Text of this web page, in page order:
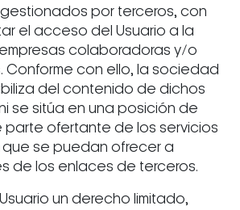
por terceros, con
el acceso del Usuario a la
colaboradoras y/o
Conforme con ello, la sociedad
del contenido de dichos
se sitúa en una posición de
ofertante de los servicios
que se puedan ofrecer a
de los enlaces de terceros.
un derecho limitado,